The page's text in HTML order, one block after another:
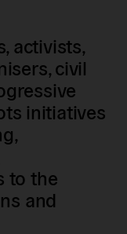
activists,
civil
initiatives
to the
and